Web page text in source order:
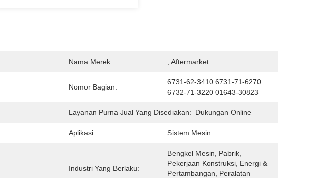
Nama Merek , Aftermarket
Nomor Bagian:
6731-62-3410 6731-71-6270
6732-71-3220 01643-30823
Layanan Purna Jual Yang Disediakan: Dukungan Online
Aplikasi: Sistem Mesin
Industri Yang Berlaku:
Bengkel Mesin, Pabrik,
Pekerjaan Konstruksi, Energi &
Pertambangan, Peralatan